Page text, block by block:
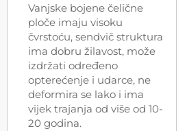
Vanjske bojene čelične
ploče imaju visoku
čvrstoću, sendvič struktura
ima dobru žilavost, može
izdržati određeno
opterećenje i udarce, ne
deformira se lako i ima
vijek trajanja od više od 10-
20 godina.